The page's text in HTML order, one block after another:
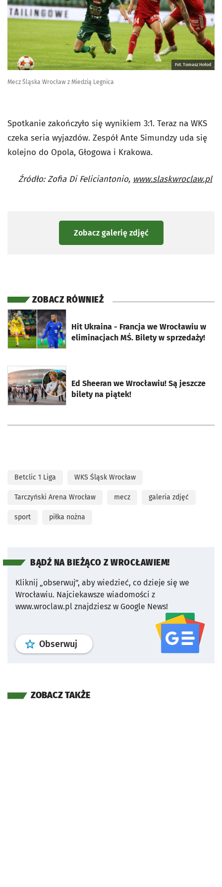
Fot. Tomasz Hołod
Mecz Śląska Wrocław z Miedzią Legnica
Spotkanie zakończyło się wynikiem 3:1. Teraz na WKS
czeka seria wyjazdów. Zespół Ante Simundzy uda się
kolejno do Opola, Głogowa i Krakowa.
Źródło: Zofia Di Feliciantonio, www.slaskwroclaw.pl
Zobacz galerię zdjęć
ZOBACZ RÓWNIEŻ
Hit Ukraina - Francja we Wrocławiu w
eliminacjach MŚ. Bilety w sprzedaży!
otworzy się w nowej karcie
Ed Sheeran we Wrocławiu! Są jeszcze
bilety na piątek!
otworzy się w nowej karcie
Betclic 1 Liga WKS Śląsk Wrocław
Tarczyński Arena Wrocław mecz galeria zdjęć
sport piłka nożna
BĄDŹ NA BIEŻĄCO Z WROCŁAWIEM!
Kliknij „obserwuj”, aby wiedzieć, co dzieje się we
Wrocławiu. Najciekawsze wiadomości z
www.wroclaw.pl znajdziesz w Google News!
Obserwuj profil serwisu
ZOBACZ TAKŻE